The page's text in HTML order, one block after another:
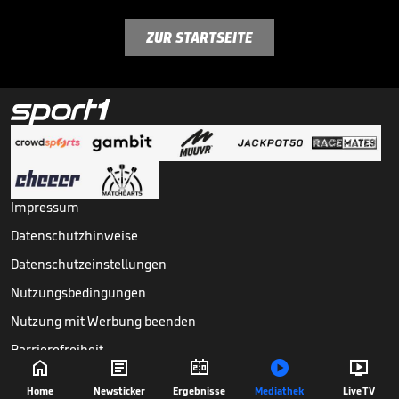

Home

Newsticker

Ergebnisse

Mediathek

Live TV
ZUR STARTSEITE
Impressum
Datenschutzhinweise
Datenschutzeinstellungen
Nutzungsbedingungen
Nutzung mit Werbung beenden
Barrierefreiheit
Copyright © Sport1 GmbH. Alle Rechte vorbehalten.